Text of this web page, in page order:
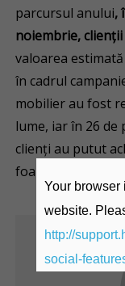
parcursul anului,
noiembrie,
valoarea
în cadrul
mobilier au fost
lume, iar în 26 de
clienți au putut
foarte accesibile.
Your browser
website.
http://
social-